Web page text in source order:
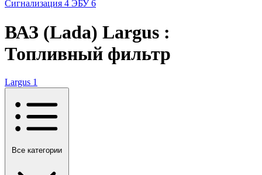
Сигнализация 4 ЭБУ 6
ВАЗ (Lada) Largus :
Топливный фильтр
Largus 1
Все категории